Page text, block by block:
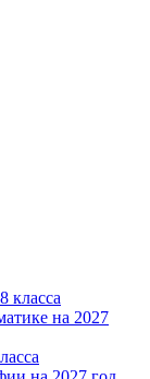
класса
на 2027